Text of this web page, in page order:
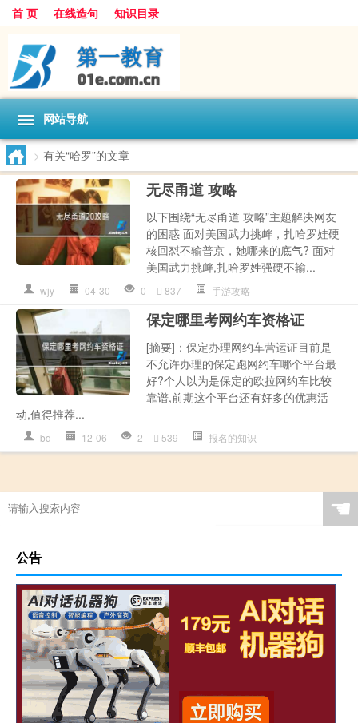
首 页 在线造句 知识目录
网站导航
> 有关“哈罗”的文章
无尽甬道 攻略
以下围绕“无尽甬道 攻略”主题解决网友
的困惑 面对美国武力挑衅，扎哈罗娃硬
核回怼不输普京，她哪来的底气? 面对
美国武力挑衅,扎哈罗姓强硬不输...
wjy 04-30 0 837 手游攻略
保定哪里考网约车资格证
[摘要]：保定办理网约车营运证目前是
不允许办理的保定跑网约车哪个平台最
好?个人以为是保定的欧拉网约车比较
靠谱,前期这个平台还有好多的优惠活
动,值得推荐...
bd 12-06 2 539 报名的知识
☚
公告